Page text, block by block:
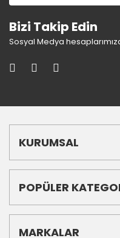
Bizi Takip Edin
Sosyal Medya
KURUMSAL
POPÜLER
MARKALAR